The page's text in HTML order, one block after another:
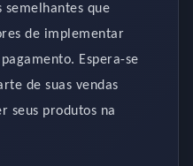
que
de implementar
Espera-se
de suas vendas
seus produtos na